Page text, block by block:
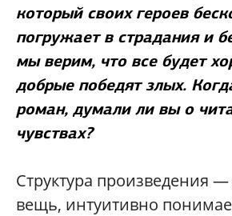
который своих героев
погружает в страдания и
мы верим, что все будет
добрые победят злых.
роман, думали ли вы о
чувствах?
Структура произведения
вещь, интуитивно